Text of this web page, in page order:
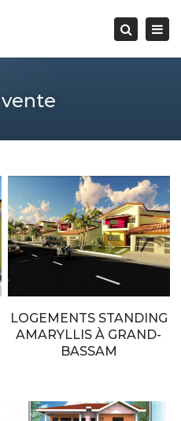
Search
LOGEMENTS STANDING
AMARYLLIS À GRAND-
BASSAM